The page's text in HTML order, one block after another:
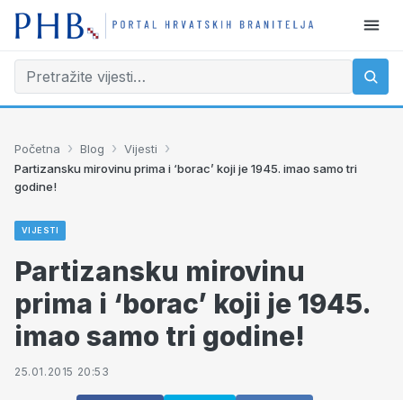
Početna › Blog › Vijesti ›
Partizansku mirovinu prima i ‘borac’ koji je 1945. imao samo tri
godine!
VIJESTI
Partizansku mirovinu
prima i ‘borac’ koji je 1945.
imao samo tri godine!
25.01.2015 20:53